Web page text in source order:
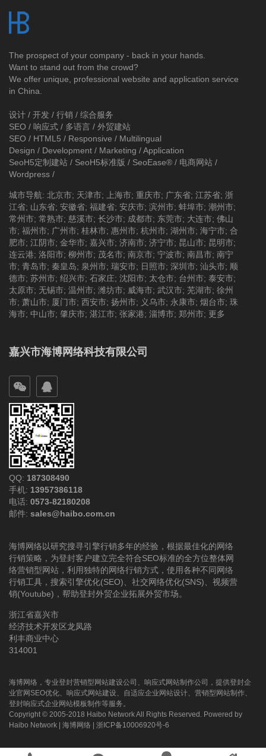
The prospect of your company - back in your hands.
Want to stand out from the crowd?
We offer unique, professional website and application service
in China.
设计 / 开发 / 行销 / 综合服务
SEO / 响应式 / 多语言 / 外贸建站
SEO / HTML5 / Responsive / Multilingual
Design / Development / Marketing / Application
SeoH5定制建站 / SeoH5标准版 / SeoEase® / 电商网站 /
Wordpress /
城市导航: 北京市; 天津市; 上海市; 重庆市; 广东省; 江苏省; 浙
江省; 山东省; 安徽省; 福建省; 安庆市; 滨州市; 蚌埠市; 潮州市;
常州市; 常熟市; 慈溪市; 长沙市; 成都市; 东莞市; 大连市; 佛山
市; 福州市; 广州市; 桂林市; 惠州市; 杭州市; 湖州市; 海宁市; 合
肥市; 江阴市; 金华市; 嘉兴市; 济南市; 济宁市; 昆山市; 昆明市;
连云港; 洛阳市; 柳州市; 茂名市; 南京市; 宁波市; 南昌市; 南宁
市; 青岛市; 秦皇岛; 泉州市; 瑞安市; 日照市; 深圳市; 汕头市; 顺
德市; 苏州市; 绍兴市; 石家庄; 沈阳市; 太仓市; 台州市; 泰安市;
太原市; 无锡市; 温州市; 潍坊市; 威海市; 武汉市; 芜湖市; 徐州
市; 萧山市; 厦门市; 西安市; 扬州市; 义乌市; 永康市; 烟台市; 珠
海市; 中山市; 肇庆市; 湛江市; 张家港; 淄博市; 郑州市; 更多
嘉兴市海博网络科技有限公司
QQ: 187308490
手机: 13957386118
电话: 0573-82180208
邮件: sales@haibo.com.cn
海博网络以研究搜寻引擎行销多年的经验，根据最佳化的网络
行销策略，为登封客户建立完全符合SEO标准的全方位整体网
络营销型网站，利用独特的网络行销方式，使用各种不同网络
行销工具，搜索引擎优化(SEO)、社交网络优化(SNS)、视频营
销(Youtube)，帮助登封外贸企业拓展外贸市场。
浙江省嘉兴市
经济技术开发区龙凤路
利丰商业中心
314001
海博网络，专业登封营销型网站建设公司、响应式网站制作公司，提供登封企
业官网SEO优化、响应式网站建设、自适应企业网站设计、营销型网站制作、
登封响应式企业网站模板制作等服务。
Copyright © 2005-2018 Haibo Network All Rights Reserved. Powered by
Haibo Network | 海博网络 | 浙ICP备10006920号-6